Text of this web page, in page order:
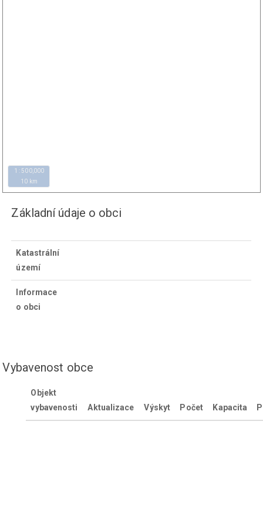
10 km
1 : 500,000
Základní údaje o obci
Katastrální
území
Informace
o obci
Vybavenost obce
Objekt
vybavenosti
Aktualizace Výskyt Počet Kapacita